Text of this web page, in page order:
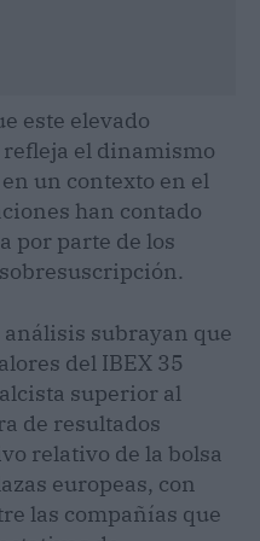
este elevado
el dinamismo
un contexto en el
han contado
por parte de los
subrayan que
del IBEX 35
superior al
de resultados
relativo de la bolsa
europeas, con
las compañías que